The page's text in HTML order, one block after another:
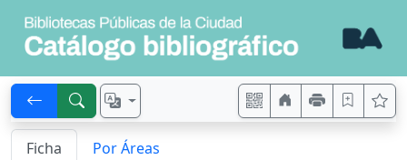
Ficha Por Áreas